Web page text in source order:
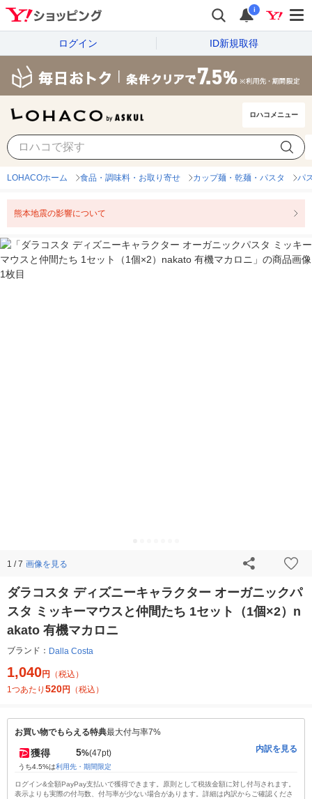
i
ログイン ID新規取得
ロハコメニュー
LOHACOホーム 食品・調味料・お取り寄せ カップ麺・乾麺・パスタ パ
熊本地震の影響について
1 / 7 画像を見る
ダラコスタ ディズニーキャラクター オーガニックパ
スタ ミッキーマウスと仲間たち 1セット（1個×2）n
akato 有機マカロニ
ブランド： Dalla Costa
1,040円
（税込）
1つあたり 520円 （税込）
お買い物でもらえる特典最大付与率7%
獲得 5%(47pt)
うち4.5%は利用先・期間限定
内訳を見る
ログイン&全額PayPay支払いで獲得できます。原則として税抜金額に対し付与されます。
表示よりも実際の付与数、付与率が少ない場合があります。詳細は内訳からご確認くださ